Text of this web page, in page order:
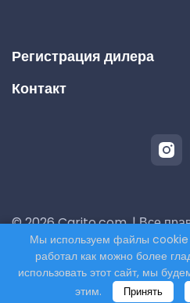
Регистрация дилера
Контакт
© 2026 Carito.com. | Все
ваш автомобиль по лучшей
CodiCo.io
Мы используем файлы cookie
работал как можно более
использовать этот сайт, мы
этим.
Принять